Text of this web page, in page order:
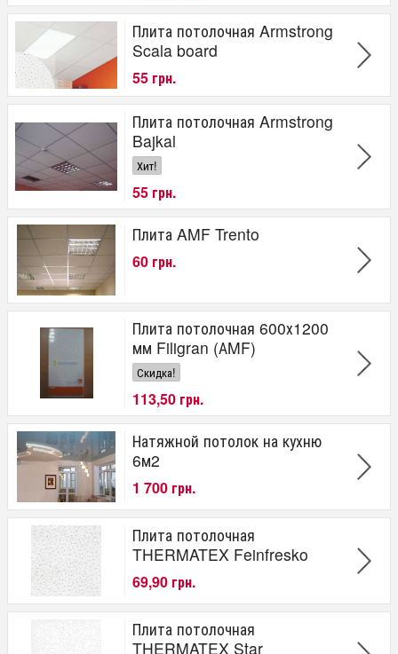
Плита потолочная Armstrong
Scala board
55 грн.
Плита потолочная Armstrong
Bajkal
Хит!
55 грн.
Плита AMF Trento
60 грн.
Плита потолочная 600х1200
мм Filigran (АMF)
Скидка!
113,50 грн.
Натяжной потолок на кухню
6м2
1 700 грн.
Плита потолочная
THERMATEX Feinfresko
69,90 грн.
Плита потолочная
THERMATEX Star